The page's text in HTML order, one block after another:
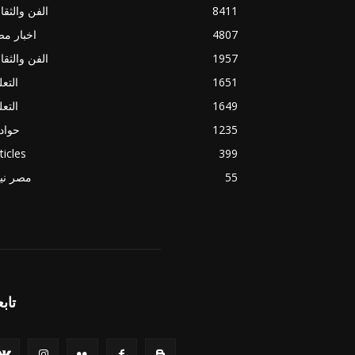
الفن
8411
اخبار
4807
الفن
1957
1651
1649
1235
399
مصر
55